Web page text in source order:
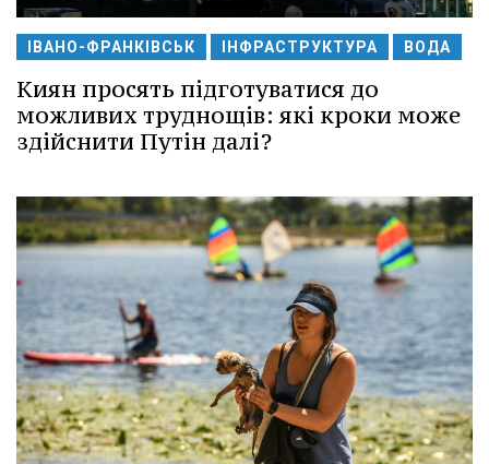
ІВАНО-ФРАНКІВСЬК ІНФРАСТРУКТУРА ВОДА
Киян просять підготуватися до
можливих труднощів: які кроки може
здійснити Путін далі?